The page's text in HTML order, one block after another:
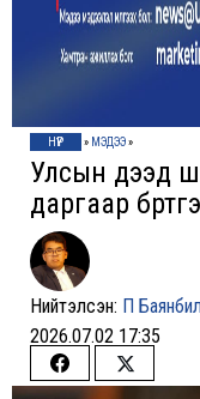
НҮҮР » МЭДЭЭ»
Улсын дээд
даргаар
Нийтэлсэн: П
2026.07.02 17:35
Share
Share